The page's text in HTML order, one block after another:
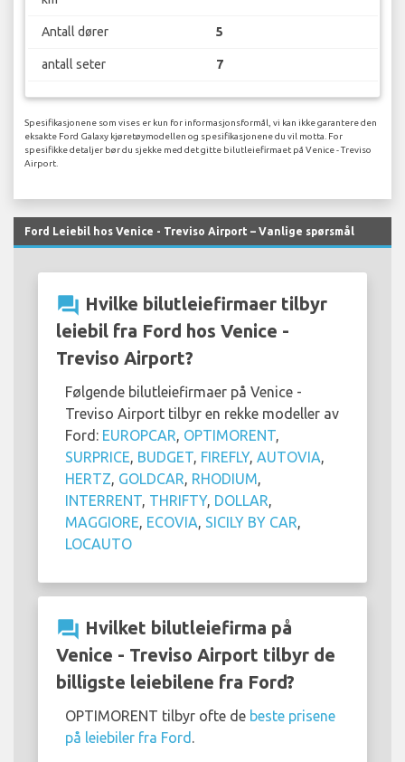
Antall dører 5
antall seter 7
Spesifikasjonene som vises er kun for informasjonsformål, vi kan ikke garantere den
eksakte Ford Galaxy kjøretøymodellen og spesifikasjonene du vil motta. For
spesifikke detaljer bør du sjekke med det gitte bilutleiefirmaet på Venice - Treviso
Airport.
Ford Leiebil hos Venice - Treviso Airport – Vanlige spørsmål
question_answer Hvilke bilutleiefirmaer tilbyr
leiebil fra Ford hos Venice -
Treviso Airport?
Følgende bilutleiefirmaer på Venice -
Treviso Airport tilbyr en rekke modeller av
Ford: EUROPCAR, OPTIMORENT,
SURPRICE, BUDGET, FIREFLY, AUTOVIA,
HERTZ, GOLDCAR, RHODIUM,
INTERRENT, THRIFTY, DOLLAR,
MAGGIORE, ECOVIA, SICILY BY CAR,
LOCAUTO
question_answer Hvilket bilutleiefirma på
Venice - Treviso Airport tilbyr de
billigste leiebilene fra Ford?
OPTIMORENT tilbyr ofte de beste prisene
på leiebiler fra Ford .